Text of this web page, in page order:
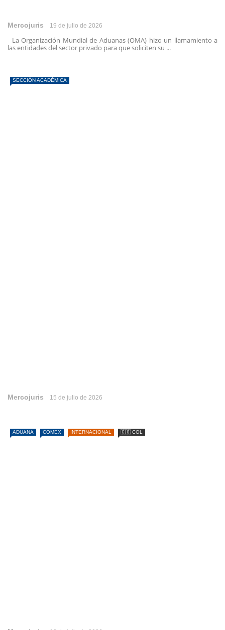
Mercojuris 19 de julio de 2026
La Organización Mundial de Aduanas (OMA) hizo un llamamiento a
las entidades del sector privado para que soliciten su ...
SECCIÓN ACADÉMICA
Mercojuris 15 de julio de 2026
ADUANA COMEX INTERNACIONAL 🇨🇴 COL